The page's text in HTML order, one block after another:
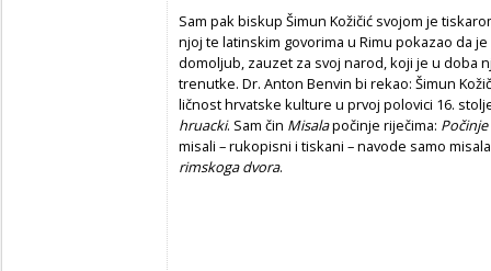
Sam pak biskup Šimun Kožičić svojom je
njoj te latinskim govorima u Rimu pokazao da
domoljub, zauzet za svoj narod, koji je u doba
trenutke. Dr. Anton Benvin bi rekao: Šimun
ličnost hrvatske kulture u prvoj polovici 16.
hruacki. Sam čin Misalapočinje riječima: Počinje
misali – rukopisni i tiskani – navode samo
rimskoga dvora.